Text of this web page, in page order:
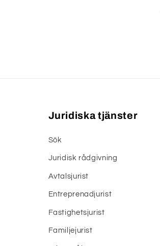
Juridiska tjänster
Sök
Juridisk rådgivning
Avtalsjurist
Entreprenadjurist
Fastighetsjurist
Familjejurist